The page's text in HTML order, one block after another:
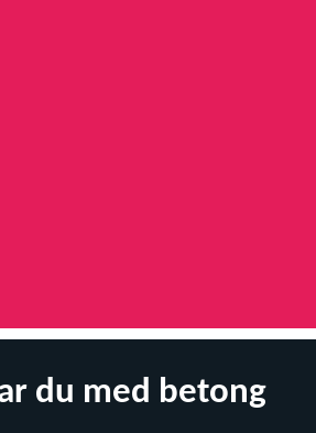
du med betong